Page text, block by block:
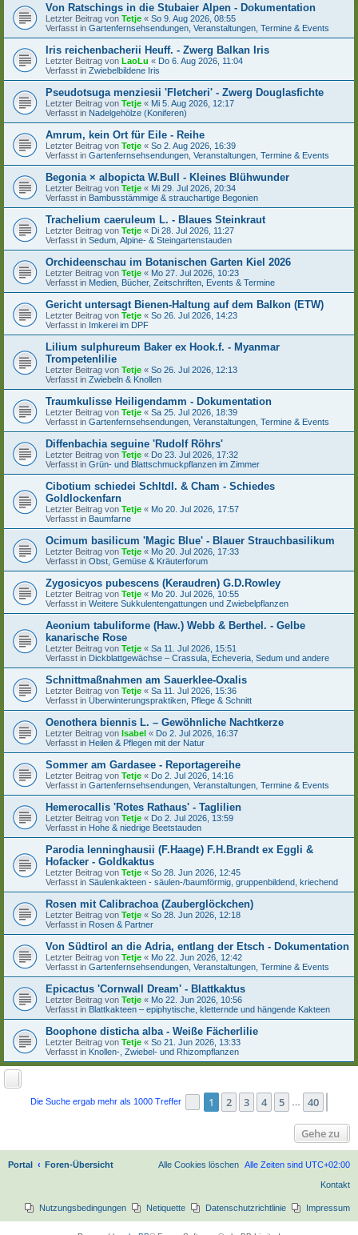
Von Ratschings in die Stubaier Alpen - Dokumentation
Letzter Beitrag von Tetje « So 9. Aug 2026, 08:55
Verfasst in Gartenfernsehsendungen, Veranstaltungen, Termine & Events
Iris reichenbacherii Heuff. - Zwerg Balkan Iris
Letzter Beitrag von LaoLu « Do 6. Aug 2026, 11:04
Verfasst in Zwiebelbildene Iris
Pseudotsuga menziesii 'Fletcheri' - Zwerg Douglasfichte
Letzter Beitrag von Tetje « Mi 5. Aug 2026, 12:17
Verfasst in Nadelgehölze (Koniferen)
Amrum, kein Ort für Eile - Reihe
Letzter Beitrag von Tetje « So 2. Aug 2026, 16:39
Verfasst in Gartenfernsehsendungen, Veranstaltungen, Termine & Events
Begonia × albopicta W.Bull - Kleines Blühwunder
Letzter Beitrag von Tetje « Mi 29. Jul 2026, 20:34
Verfasst in Bambusstämmige & strauchartige Begonien
Trachelium caeruleum L. - Blaues Steinkraut
Letzter Beitrag von Tetje « Di 28. Jul 2026, 11:27
Verfasst in Sedum, Alpine- & Steingartenstauden
Orchideenschau im Botanischen Garten Kiel 2026
Letzter Beitrag von Tetje « Mo 27. Jul 2026, 10:23
Verfasst in Medien, Bücher, Zeitschriften, Events & Termine
Gericht untersagt Bienen-Haltung auf dem Balkon (ETW)
Letzter Beitrag von Tetje « So 26. Jul 2026, 14:23
Verfasst in Imkerei im DPF
Lilium sulphureum Baker ex Hook.f. - Myanmar
Trompetenlilie
Letzter Beitrag von Tetje « So 26. Jul 2026, 12:13
Verfasst in Zwiebeln & Knollen
Traumkulisse Heiligendamm - Dokumentation
Letzter Beitrag von Tetje « Sa 25. Jul 2026, 18:39
Verfasst in Gartenfernsehsendungen, Veranstaltungen, Termine & Events
Diffenbachia seguine 'Rudolf Röhrs'
Letzter Beitrag von Tetje « Do 23. Jul 2026, 17:32
Verfasst in Grün- und Blattschmuckpflanzen im Zimmer
Cibotium schiedei Schltdl. & Cham - Schiedes
Goldlockenfarn
Letzter Beitrag von Tetje « Mo 20. Jul 2026, 17:57
Verfasst in Baumfarne
Ocimum basilicum 'Magic Blue' - Blauer Strauchbasilikum
Letzter Beitrag von Tetje « Mo 20. Jul 2026, 17:33
Verfasst in Obst, Gemüse & Kräuterforum
Zygosicyos pubescens (Keraudren) G.D.Rowley
Letzter Beitrag von Tetje « Mo 20. Jul 2026, 10:55
Verfasst in Weitere Sukkulentengattungen und Zwiebelpflanzen
Aeonium tabuliforme (Haw.) Webb & Berthel. - Gelbe
kanarische Rose
Letzter Beitrag von Tetje « Sa 11. Jul 2026, 15:51
Verfasst in Dickblattgewächse – Crassula, Echeveria, Sedum und andere
Schnittmaßnahmen am Sauerklee-Oxalis
Letzter Beitrag von Tetje « Sa 11. Jul 2026, 15:36
Verfasst in Überwinterungspraktiken, Pflege & Schnitt
Oenothera biennis L. – Gewöhnliche Nachtkerze
Letzter Beitrag von Isabel « Do 2. Jul 2026, 16:37
Verfasst in Heilen & Pflegen mit der Natur
Sommer am Gardasee - Reportagereihe
Letzter Beitrag von Tetje « Do 2. Jul 2026, 14:16
Verfasst in Gartenfernsehsendungen, Veranstaltungen, Termine & Events
Hemerocallis 'Rotes Rathaus' - Taglilien
Letzter Beitrag von Tetje « Do 2. Jul 2026, 13:59
Verfasst in Hohe & niedrige Beetstauden
Parodia lenninghausii (F.Haage) F.H.Brandt ex Eggli &
Hofacker - Goldkaktus
Letzter Beitrag von Tetje « So 28. Jun 2026, 12:45
Verfasst in Säulenkakteen - säulen-/baumförmig, gruppenbildend, kriechend
Rosen mit Calibrachoa (Zauberglöckchen)
Letzter Beitrag von Tetje « So 28. Jun 2026, 12:18
Verfasst in Rosen & Partner
Von Südtirol an die Adria, entlang der Etsch - Dokumentation
Letzter Beitrag von Tetje « Mo 22. Jun 2026, 12:42
Verfasst in Gartenfernsehsendungen, Veranstaltungen, Termine & Events
Epicactus 'Cornwall Dream' - Blattkaktus
Letzter Beitrag von Tetje « Mo 22. Jun 2026, 10:56
Verfasst in Blattkakteen – epiphytische, kletternde und hängende Kakteen
Boophone disticha alba - Weiße Fächerlilie
Letzter Beitrag von Tetje « So 21. Jun 2026, 13:33
Verfasst in Knollen-, Zwiebel- und Rhizompflanzen
Die Suche ergab mehr als 1000 Treffer Seite 1von 40
1 2 3 4 5 40
Gehe zu
Portal Foren-Übersicht Alle Zeiten sind UTC+02:00
Alle Cookies löschen
Kontakt
Impressum
Datenschutzrichtlinie
Netiquette
Nutzungsbedingungen